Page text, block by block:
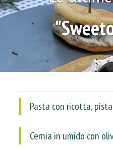
Pasta con ricotta,
Cernia in umido con